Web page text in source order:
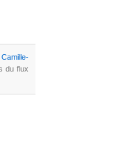
Camille-
du flux